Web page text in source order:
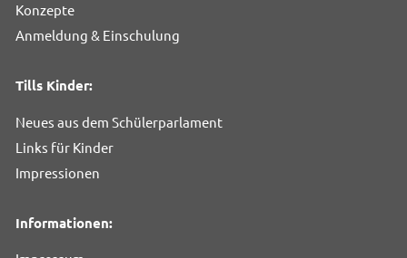
Konzepte
Anmeldung & Einschulung
Tills Kinder:
Neues aus dem Schülerparlament
Links für Kinder
Impressionen
Informationen: